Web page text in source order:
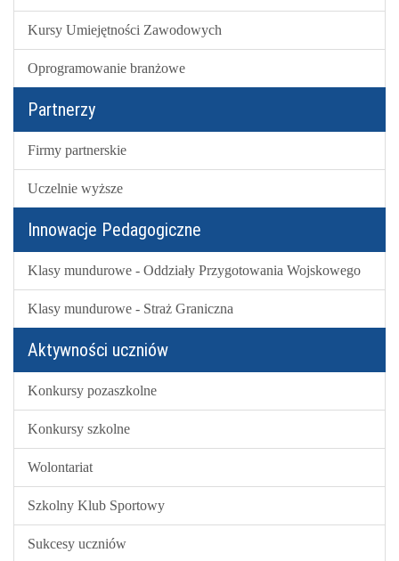
Kursy Umiejętności Zawodowych
Oprogramowanie branżowe
Partnerzy
Firmy partnerskie
Uczelnie wyższe
Innowacje Pedagogiczne
Klasy mundurowe - Oddziały Przygotowania Wojskowego
Klasy mundurowe - Straż Graniczna
Aktywności uczniów
Konkursy pozaszkolne
Konkursy szkolne
Wolontariat
Szkolny Klub Sportowy
Sukcesy uczniów